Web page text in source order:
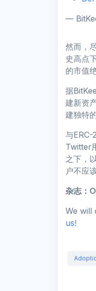
—
然而，
史高点
的市值
据
建新资
建独特
与ERC-
Twitter
之下，
户不应
杂志：
We will
us!